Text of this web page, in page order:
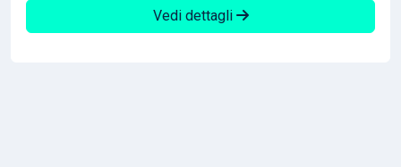
Vedi dettagli